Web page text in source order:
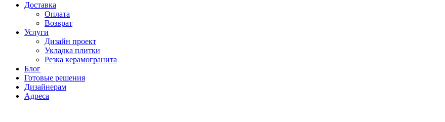
Доставка
Оплата
Возврат
Услуги
Дизайн проект
Укладка плитки
Резка керамогранита
Блог
Готовые решения
Дизайнерам
Адреса